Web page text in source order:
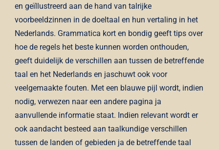
en geïllustreerd aan de hand van talrijke
voorbeeldzinnen in de doeltaal en hun vertaling in het
Nederlands. Grammatica kort en bondig geeft tips over
hoe de regels het beste kunnen worden onthouden,
geeft duidelijk de verschillen aan tussen de betreffende
taal en het Nederlands en jaschuwt ook voor
veelgemaakte fouten. Met een blauwe pijl wordt, indien
nodig, verwezen naar een andere pagina ja
aanvullende informatie staat. Indien relevant wordt er
ook aandacht besteed aan taalkundige verschillen
tussen de landen of gebieden ja de betreffende taal